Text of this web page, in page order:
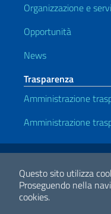
Questo sito utilizza
Proseguendo nella
cookies.
Organizzazione e
Opportunità
News
Trasparenza
Amministrazione
Amministrazione
Link Utili